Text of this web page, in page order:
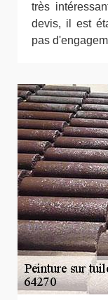
très
devis, il est
pas